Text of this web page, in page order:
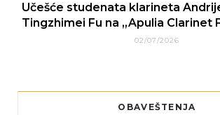
Učešće studenata klarineta
Tingzhimei Fu na „Apulia Clarinet
02/07/2026
OBAVEŠTENJA